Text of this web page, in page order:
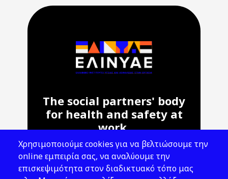
The social partners' body
for health and safety at
work.
Address: 143 Liosion & 6 Thirsiou, 104
45, Athens
Χρησιμοποιούμε cookies για να βελτιώσουμε την
online εμπειρία σας, να αναλύουμε την
επισκεψιμότητα στον διαδικτυακό τόπο μας